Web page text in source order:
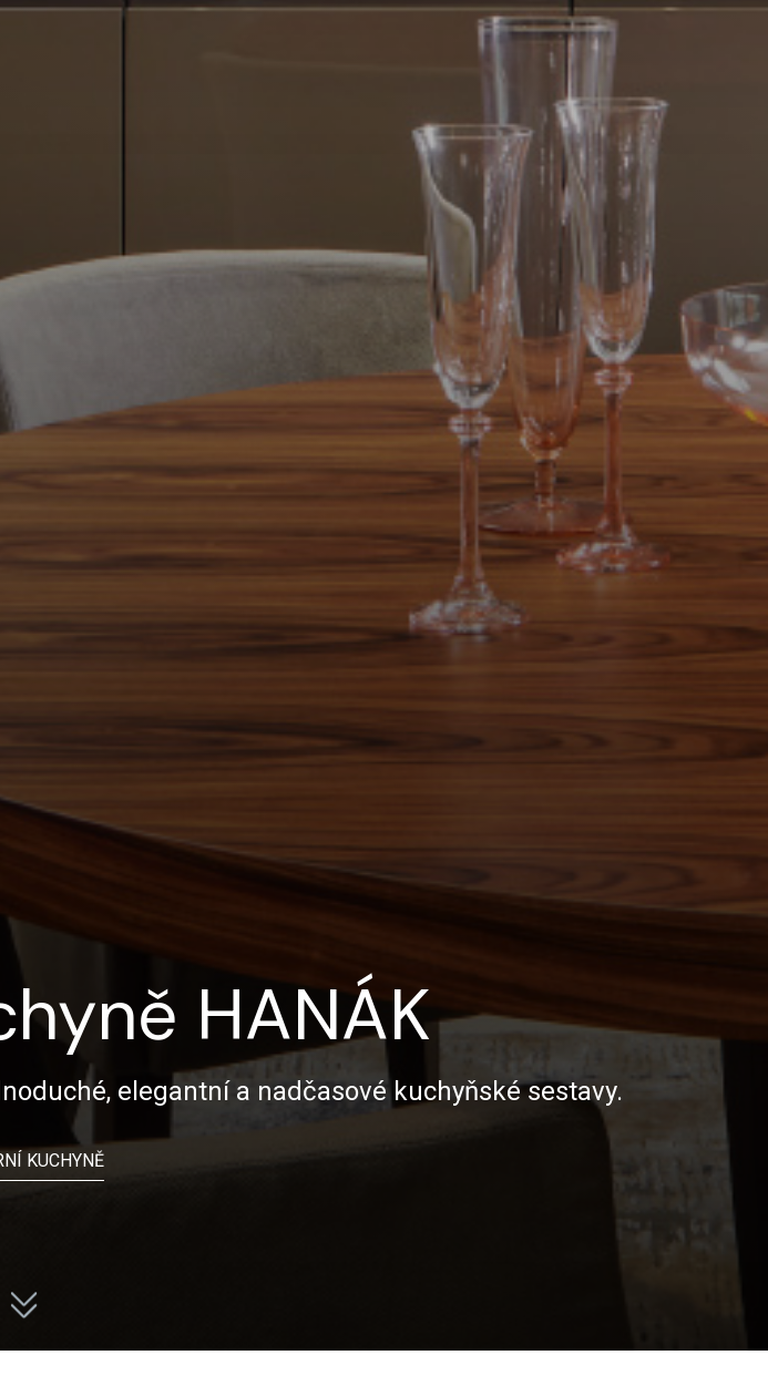
HANÁK
elegantní a nadčasové kuchyňské sestavy.
KUCHYNĚ